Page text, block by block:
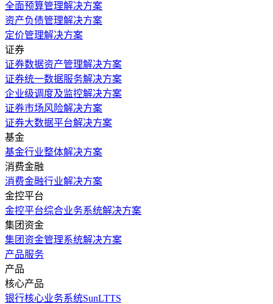
全面预算管理解决方案
资产负债管理解决方案
定价管理解决方案
证券
证券数据资产管理解决方案
证券统一数据服务解决方案
企业级调度及监控解决方案
证券市场风险解决方案
证券大数据平台解决方案
基金
基金行业整体解决方案
消费金融
消费金融行业解决方案
金控平台
金控平台综合业务系统解决方案
集团资金
集团资金管理系统解决方案
产品服务
产品
核心产品
银行核心业务系统SunLTTS